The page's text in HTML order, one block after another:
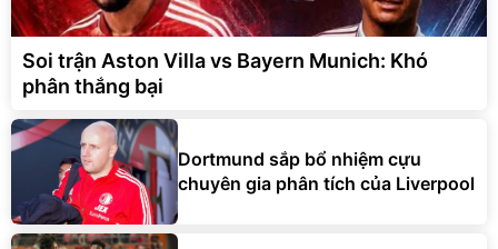
Soi trận Aston Villa vs Bayern Munich: Khó
phân thắng bại
Dortmund sắp bổ nhiệm cựu
chuyên gia phân tích của Liverpool